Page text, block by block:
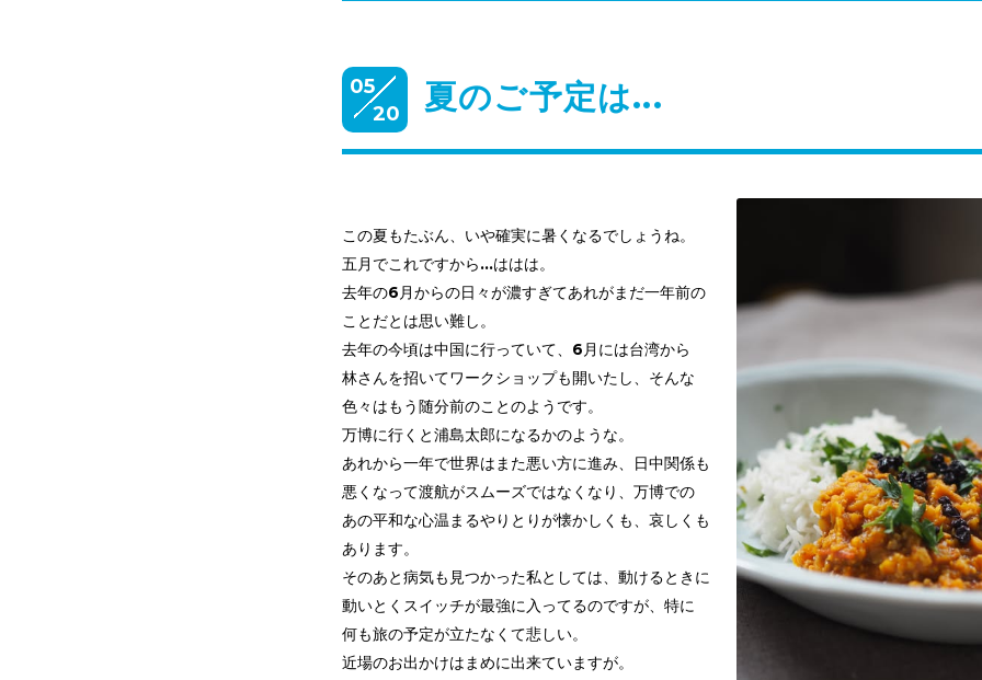
05
20
夏のご予定は...
この夏もたぶん、いや確実に暑くなるでしょうね。
五月でこれですから...ははは。
去年の6月からの日々が濃すぎてあれがまだ一年前の
ことだとは思い難し。
去年の今頃は中国に行っていて、6月には台湾から
林さんを招いてワークショップも開いたし、そんな
色々はもう随分前のことのようです。
万博に行くと浦島太郎になるかのような。
あれから一年で世界はまた悪い方に進み、日中関係も
悪くなって渡航がスムーズではなくなり、万博での
あの平和な心温まるやりとりが懐かしくも、哀しくも
あります。
そのあと病気も見つかった私としては、動けるときに
動いとくスイッチが最強に入ってるのですが、特に
何も旅の予定が立たなくて悲しい。
近場のお出かけはまめに出来ていますが。